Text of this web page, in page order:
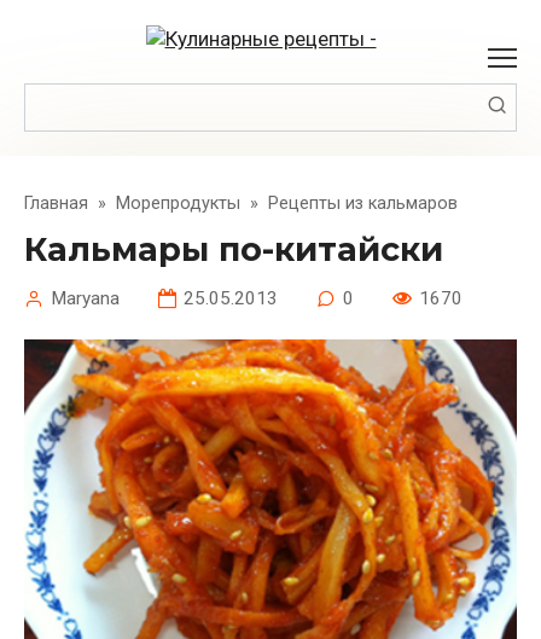
Главная » Морепродукты » Рецепты из кальмаров
Кальмары по-китайски
Maryana 25.05.2013 0 1670